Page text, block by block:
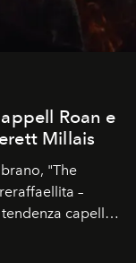
Roan e
Millais
"The
–
capelli